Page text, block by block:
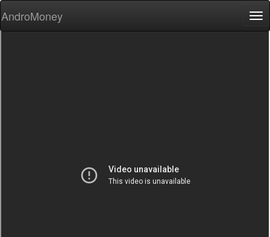
AndroMoney